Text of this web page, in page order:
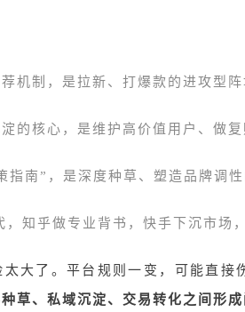
机制，是拉新、打爆款的进攻型阵
的核心，是维护高价值用户、做复
指南”，是深度种草、塑造品牌调性
，知乎做专业背书，快手下沉市场
大了。平台规则一变，可能直接
草、私域沉淀、交易转化之间形